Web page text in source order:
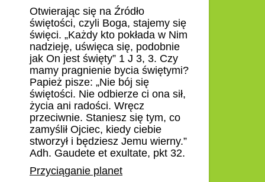
Otwierając się na Źródło
świętości, czyli Boga, stajemy się
święci. „Każdy kto pokłada w Nim
nadzieję, uświęca się, podobnie
jak On jest święty” 1 J 3, 3. Czy
mamy pragnienie bycia świętymi?
Papież pisze: „Nie bój się
świętości. Nie odbierze ci ona sił,
życia ani radości. Wręcz
przeciwnie. Staniesz się tym, co
zamyślił Ojciec, kiedy ciebie
stworzył i będziesz Jemu wierny.”
Adh. Gaudete et exultate, pkt 32.
Przyciąganie planet